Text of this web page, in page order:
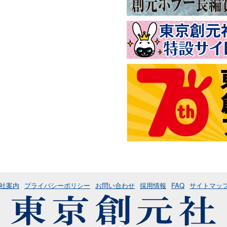
案内 プライバシーポリシー お問い合わせ 採用情報 FAQ サイトマッ